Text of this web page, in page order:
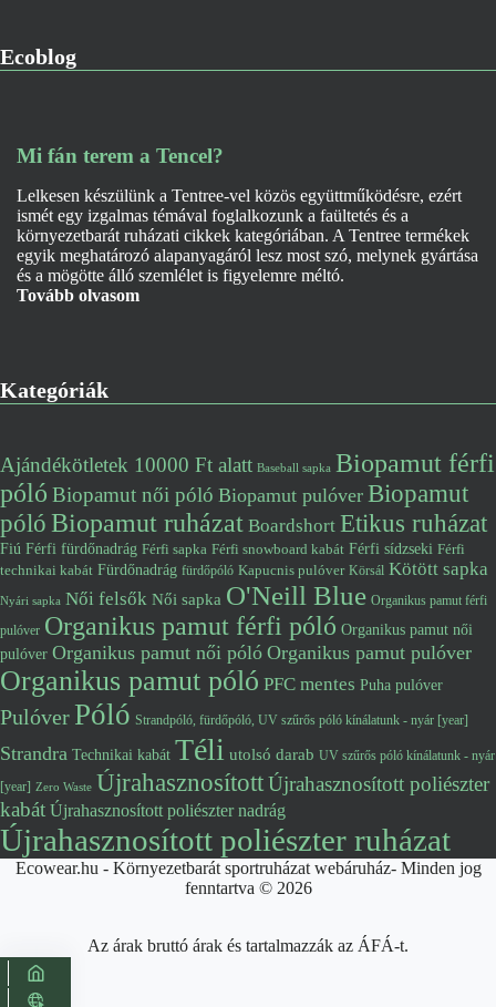
Ecoblog
Mi fán terem a Tencel?
Lelkesen készülünk a Tentree-vel közös együttműködésre, ezért
ismét egy izgalmas témával foglalkozunk a faültetés és a
környezetbarát ruházati cikkek kategóriában. A Tentree termékek
egyik meghatározó alapanyagáról lesz most szó, melynek gyártása
és a mögötte álló szemlélet is figyelemre méltó.
Tovább olvasom
Kategóriák
Ajándékötletek 10000 Ft alatt Baseball sapka Biopamut férfi
póló Biopamut női póló Biopamut pulóver Biopamut
pólóBiopamut ruházat Boardshort Etikus ruházat
Fiú Férfi fürdőnadrág Férfi sapka Férfi snowboard kabát Férfi sídzseki Férfi
technikai kabát Fürdőnadrág fürdőpóló Kapucnis pulóver Körsál Kötött sapka
Nyári sapka Női felsők Női sapka O'Neill Blue Organikus pamut férfi
pulóver Organikus pamut férfi póló Organikus pamut női
pulóver Organikus pamut női póló Organikus pamut pulóver
Organikus pamut póló PFC mentes Puha pulóver
PulóverPóló Strandpóló, fürdőpóló, UV szűrős póló kínálatunk - nyár [year]
Strandra Technikai kabát Téli utolsó darab UV szűrős póló kínálatunk - nyár
[year] Zero Waste ÚjrahasznosítottÚjrahasznosított poliészter
kabát Újrahasznosított poliészter nadrág
Újrahasznosított poliészter ruházat
Ecowear.hu - Környezetbarát sportruházat webáruház- Minden jog
fenntartva © 2026
Az árak bruttó árak és tartalmazzák az ÁFÁ-t.